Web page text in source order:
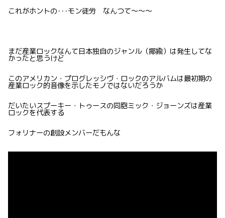
これがホントの･･･モン徒労 なんつて〜〜〜
まだ産業ロックなんて日本独自のジャンル（揶揄）は発生してな
かったと思うけど
このアメリカン・プログレッシヴ・ロックのアルバムは最初期の
産業ロック的音像を示したモノではないだろうか
だいたいスプーキー・トゥースの同胞ミック・ジョーンズは産業
ロックを代表する
フォリナーの創設メンバーだもんな